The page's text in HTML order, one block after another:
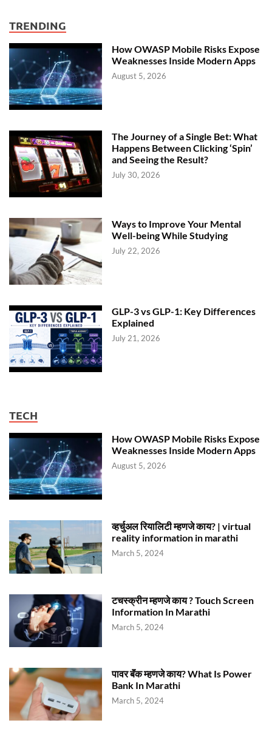
TRENDING
How OWASP Mobile Risks Expose
Weaknesses Inside Modern Apps
August 5, 2026
The Journey of a Single Bet: What
Happens Between Clicking ‘Spin’
and Seeing the Result?
July 30, 2026
Ways to Improve Your Mental
Well-being While Studying
July 22, 2026
GLP-3 vs GLP-1: Key Differences
Explained
July 21, 2026
TECH
How OWASP Mobile Risks Expose
Weaknesses Inside Modern Apps
August 5, 2026
व्हर्चुअल रियालिटी म्हणजे काय? | virtual
reality information in marathi
March 5, 2024
टचस्क्रीन म्हणजे काय ? Touch Screen
Information In Marathi
March 5, 2024
पावर बॅंक म्हणजे काय? What Is Power
Bank In Marathi
March 5, 2024